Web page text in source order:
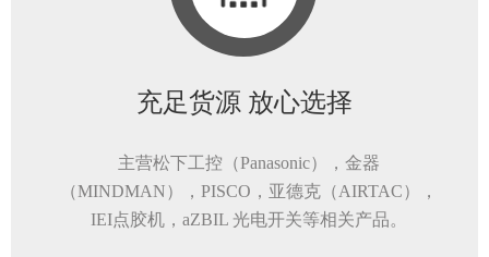
充足货源 放心选择
主营松下工控（Panasonic），金器
（MINDMAN），PISCO，亚德克（AIRTAC），
IEI点胶机，aZBIL 光电开关等相关产品。